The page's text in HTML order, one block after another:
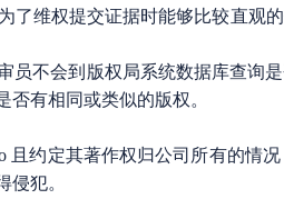
了维权提交证据时能够比较直观
员不会到版权局系统数据库查询
有相同或类似的版权。
约定其著作权归公司所有的情
犯。